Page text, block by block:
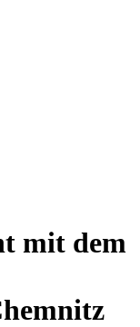
mit dem